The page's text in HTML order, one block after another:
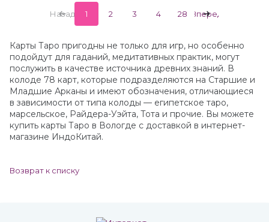
Назад 1 2 3 4 28 Вперед
Карты Таро пригодны не только для игр, но особенно
подойдут для гаданий, медитативных практик, могут
послужить в качестве источника древних знаний. В
колоде 78 карт, которые подразделяются на Старшие и
Младшие Арканы и имеют обозначения, отличающиеся
в зависимости от типа колоды — египетское таро,
марсельское, Райдера-Уэйта, Тота и прочие. Вы можете
купить карты Таро в Вологде с доставкой в интернет-
магазине ИндоКитай.
Возврат к списку